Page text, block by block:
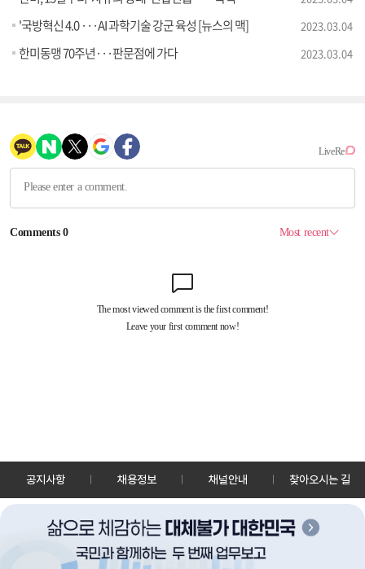
'국방혁신 4.0 ···AI 과학기술 강군 육성 [뉴스의 맥] 2023.03.04
한미동맹 70주년···판문점에 가다 2023.03.04
공지사항 채용정보 채널안내 찾아오시는 길
30128 세종특별자치시 정부2청사로 13 한국정책방송원 KTV
TEL: 044-204-8000
Copyrightⓒ KTV 국민방송 All Rights Reserved.